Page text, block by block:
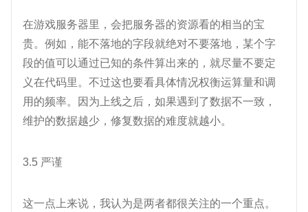
在游戏服务器里，会把服务器的资源看的相当的宝
贵。例如，能不落地的字段就绝对不要落地，某个字
段的值可以通过已知的条件算出来的，就尽量不要定
义在代码里。不过这也要看具体情况权衡运算量和调
用的频率。因为上线之后，如果遇到了数据不一致，
维护的数据越少，修复数据的难度就越小。
3.5 严谨
这一点上来说，我认为是两者都很关注的一个重点。